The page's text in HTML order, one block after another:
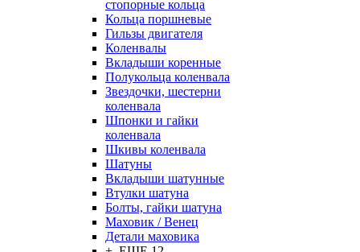
стопорные кольца
Кольца поршневые
Гильзы двигателя
Коленвалы
Вкладыши коренные
Полукольца коленвала
Звездочки, шестерни
коленвала
Шпонки и гайки
коленвала
Шкивы коленвала
Шатуны
Вкладыши шатунные
Втулки шатуна
Болты, гайки шатуна
Маховик / Венец
Детали маховика